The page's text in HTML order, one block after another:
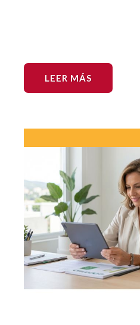
LEER MÁS